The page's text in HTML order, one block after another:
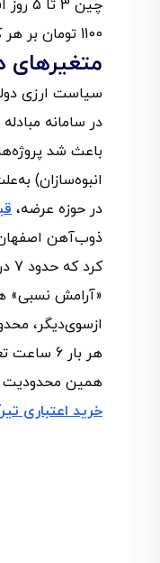
1100 تومان بر هر کیلو تیرآهن اضافه کرد.
متغیرهای
باعث شد
انبوه‌سازان)
در حوزه عرضه،
«آرامش نسبی»
همین محدودیت
خرید اعتباری